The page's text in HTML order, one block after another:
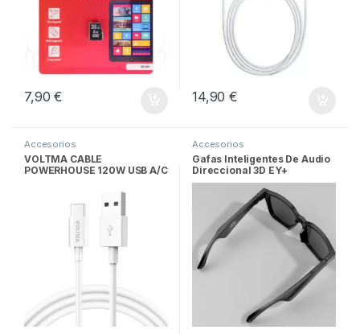
7,90€ 14,90€
Accesorios
VOLTMA CABLE
POWERHOUSE 120W USB A/C
Accesorios
Gafas Inteligentes De Audio
Direccional 3D EY+